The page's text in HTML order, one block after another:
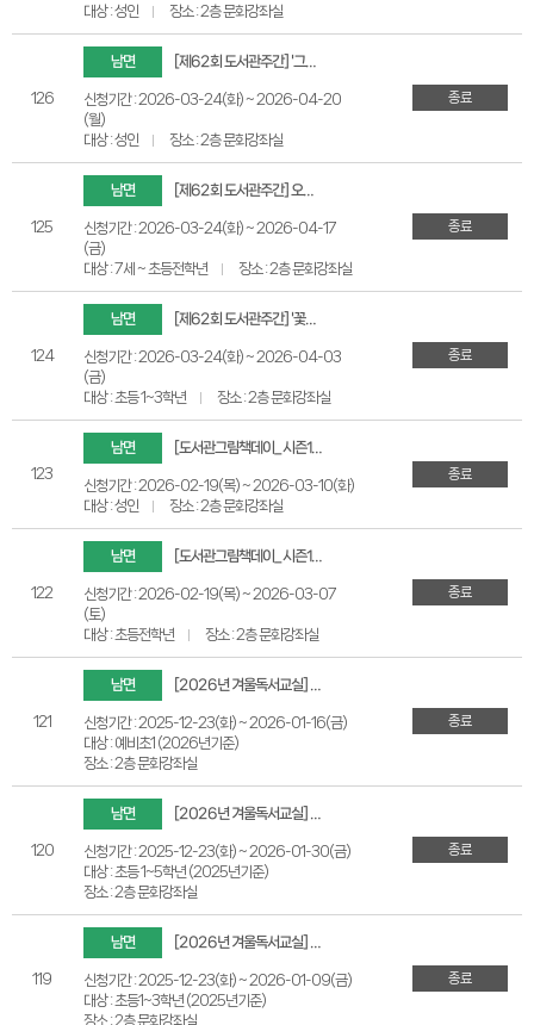
대상 : 성인
장소 : 2층 문화강좌실
126
남면 [제62회 도서관주간] '그림책 숲 속을 거닐다' 곽영미 작가와의 만남
신청기간 : 2026-03-24(화) ~ 2026-04-20
(월)
대상 : 성인
장소 : 2층 문화강좌실
종료
125
남면 [제62회 도서관주간] 오늘은 내가 식집사!
신청기간 : 2026-03-24(화) ~ 2026-04-17
(금)
대상 : 7세 ~ 초등전학년
장소 : 2층 문화강좌실
종료
124
남면 [제62회 도서관주간] '꽃이 온다' 양소이 작가와의 만남
신청기간 : 2026-03-24(화) ~ 2026-04-03
(금)
대상 : 초등 1~3학년
장소 : 2층 문화강좌실
종료
123
남면 [도서관그림책데이_시즌1] 어른도 반하는 그림책
신청기간 : 2026-02-19(목) ~ 2026-03-10(화)
대상 : 성인
장소 : 2층 문화강좌실
종료
122
남면 [도서관그림책데이_시즌1] 도서관에서 그림책과 놀자!
신청기간 : 2026-02-19(목) ~ 2026-03-07
(토)
대상 : 초등전학년
장소 : 2층 문화강좌실
종료
121
남면 [2026년 겨울독서교실] 누구나 1학년은 처음이에요!
신청기간 : 2025-12-23(화) ~ 2026-01-16(금)
대상 : 예비초1 (2026년기준)
장소 : 2층 문화강좌실
종료
120
남면 [2026년 겨울독서교실] 도서관에서 그림책과 놀자!
신청기간 : 2025-12-23(화) ~ 2026-01-30(금)
대상 : 초등 1~5학년 (2025년기준)
장소 : 2층 문화강좌실
종료
119
남면 [2026년 겨울독서교실] 어휘력 늘리는 글쓰기
신청기간 : 2025-12-23(화) ~ 2026-01-09(금)
대상 : 초등1~3학년 (2025년기준)
장소 : 2층 문화강좌실
종료